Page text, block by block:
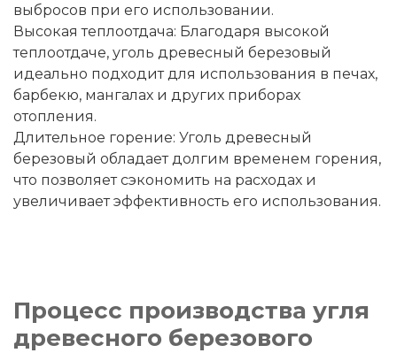
выбросов при его использовании.
Высокая теплоотдача: Благодаря высокой
теплоотдаче, уголь древесный березовый
идеально подходит для использования в печах,
барбекю, мангалах и других приборах
отопления.
Длительное горение: Уголь древесный
березовый обладает долгим временем горения,
что позволяет сэкономить на расходах и
увеличивает эффективность его использования.
Процесс производства угля
древесного березового